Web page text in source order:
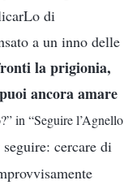
di
a un inno delle
la prigionia,
ancora amare
in “Seguire l’Agnello
cercare di